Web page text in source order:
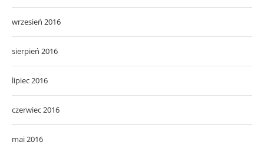
wrzesień 2016
sierpień 2016
lipiec 2016
czerwiec 2016
maj 2016